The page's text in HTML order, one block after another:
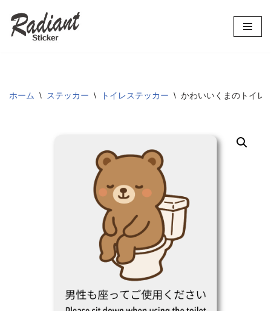
コ
ツ
ホーム \ ステッカー \ トイレステッカー \ かわいいくまのトイレ